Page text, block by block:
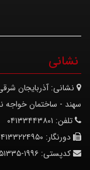
نشانی
نشانی:آذربایجان
سهند - ساختمان خواجه
تلفن: ۰۴۱۳۳۴۴۳۸۰۱
دورنگار:
کدپستی: ۱۹۹۶-۵۱۳۳۵